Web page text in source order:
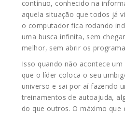
contínuo, conhecido na
aquela situação que todos já
o computador fica rodando
uma busca infinita, sem
melhor, sem abrir os
Isso quando não acontece
que o líder coloca o seu
universo e sai por aí fazendo
treinamentos de autoajuda,
do que outros. O máximo que